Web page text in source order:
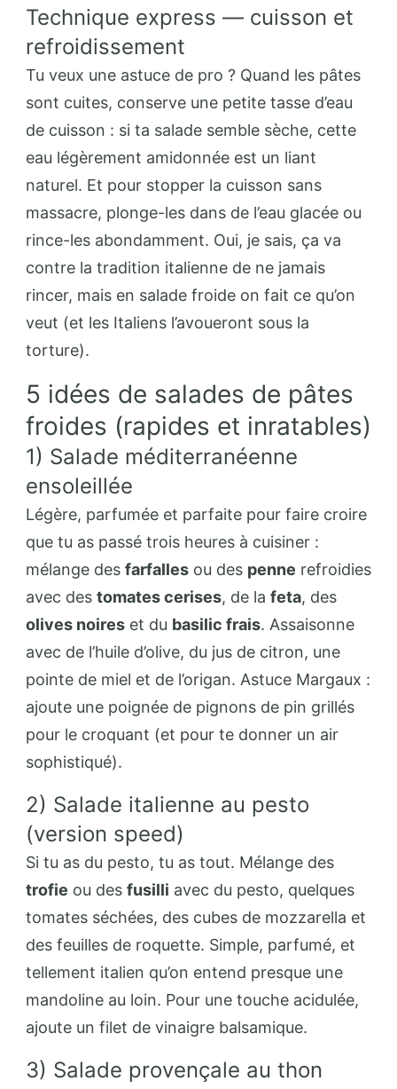
Technique express — cuisson et
refroidissement
Tu veux une astuce de pro ? Quand les pâtes
sont cuites, conserve une petite tasse d’eau
de cuisson : si ta salade semble sèche, cette
eau légèrement amidonnée est un liant
naturel. Et pour stopper la cuisson sans
massacre, plonge-les dans de l’eau glacée ou
rince-les abondamment. Oui, je sais, ça va
contre la tradition italienne de ne jamais
rincer, mais en salade froide on fait ce qu’on
veut (et les Italiens l’avoueront sous la
torture).
5 idées de salades de pâtes
froides (rapides et inratables)
1) Salade méditerranéenne
ensoleillée
Légère, parfumée et parfaite pour faire croire
que tu as passé trois heures à cuisiner :
mélange des farfalles ou des penne refroidies
avec des tomates cerises, de la feta, des
olives noires et du basilic frais. Assaisonne
avec de l’huile d’olive, du jus de citron, une
pointe de miel et de l’origan. Astuce Margaux :
ajoute une poignée de pignons de pin grillés
pour le croquant (et pour te donner un air
sophistiqué).
2) Salade italienne au pesto
(version speed)
Si tu as du pesto, tu as tout. Mélange des
trofie ou des fusilli avec du pesto, quelques
tomates séchées, des cubes de mozzarella et
des feuilles de roquette. Simple, parfumé, et
tellement italien qu’on entend presque une
mandoline au loin. Pour une touche acidulée,
ajoute un filet de vinaigre balsamique.
3) Salade provençale au thon